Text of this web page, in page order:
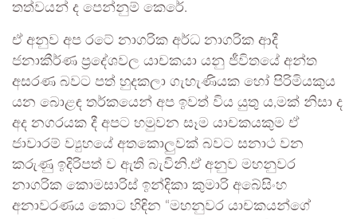
තත්වයන් ද පෙන්නුම් කෙරේ.
ඒ අනුව අප රටේ නාගරික අර්ධ නාගරික ආදී
ජනාකීර්ණ ප්‍රදේශවල යාචකයා යනු ජීවිතයේ අන්ත
අසරණ බවට පත් හුදකලා ගැහැණියක හෝ පිරිමියකුය
යන බොළඳ තර්කයෙන් අප ඉවත් විය යුතු ය,මක් නිසා ද
අද නගරයක දී අපට හමුවන සෑම යාචකයකුම ඒ
ජාවාරම් ව්‍යුහයේ අතකොලුවක් බවට සනාථ වන
කරුණු ඉදිරිපත් ව ඇති බැවිනි.ඒ අනුව මහනුවර
නාගරික කොමසාරිස් ඉන්දිකා කුමාරි අබේසිංහ
අනාවරණය කොට හිඳින “මහනුවර යාචකයන්ගේ